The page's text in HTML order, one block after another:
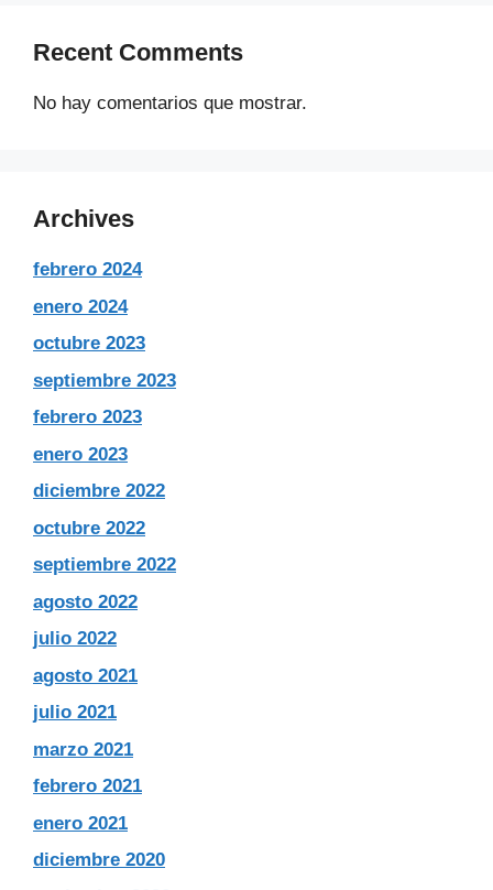
Recent Comments
No hay comentarios que mostrar.
Archives
febrero 2024
enero 2024
octubre 2023
septiembre 2023
febrero 2023
enero 2023
diciembre 2022
octubre 2022
septiembre 2022
agosto 2022
julio 2022
agosto 2021
julio 2021
marzo 2021
febrero 2021
enero 2021
diciembre 2020